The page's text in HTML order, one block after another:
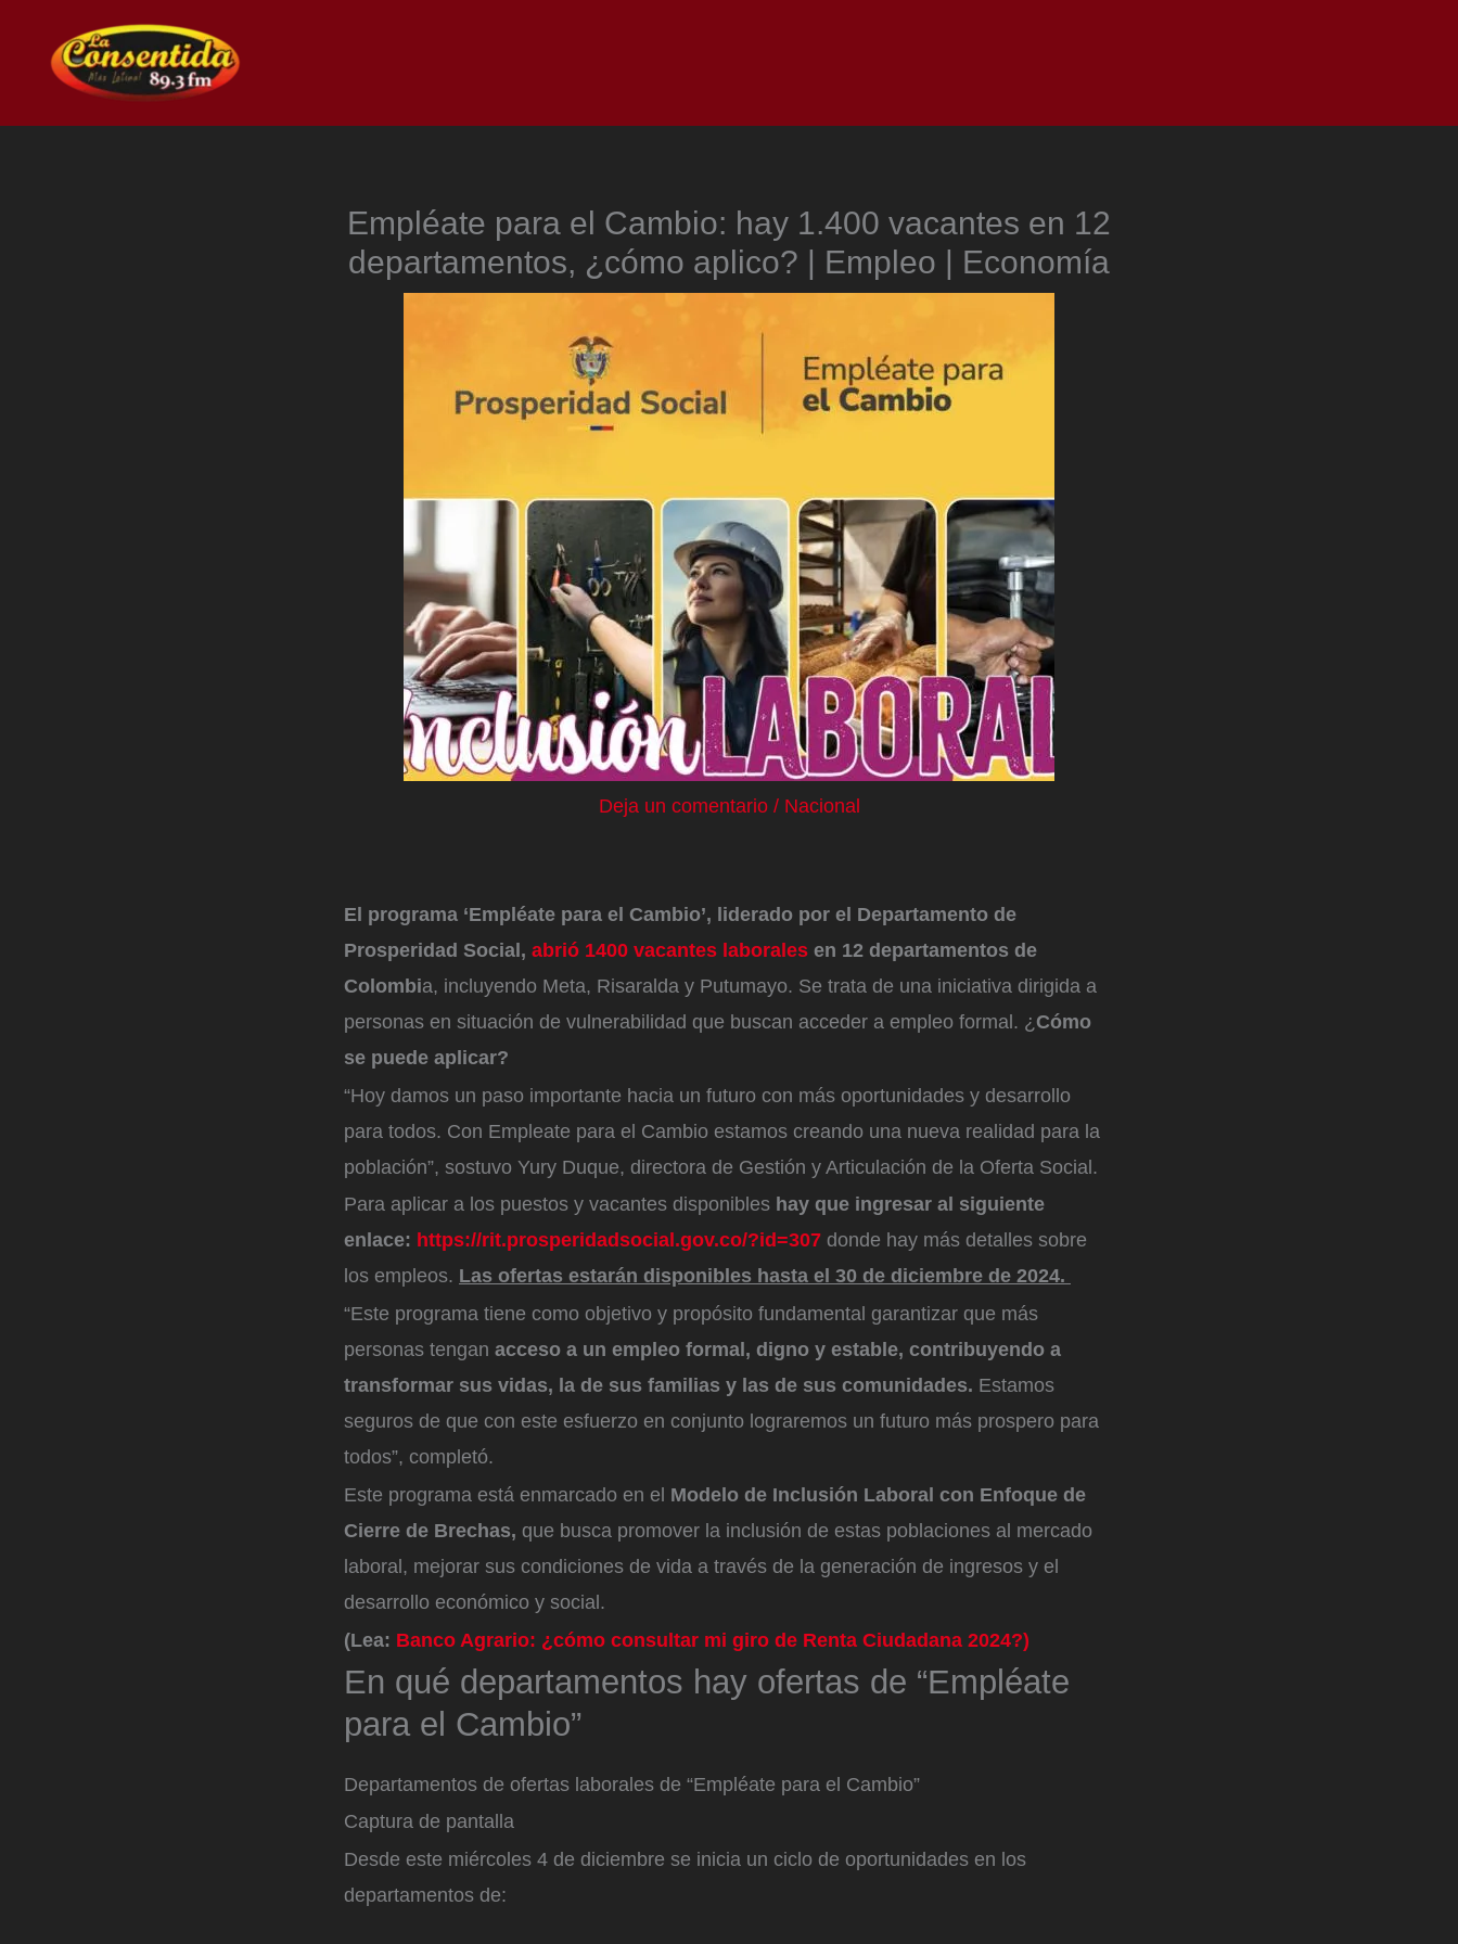
contenido
Empléate para el Cambio: hay 1.400 vacantes en 12
departamentos, ¿cómo aplico? | Empleo | Economía
Deja un comentario / Nacional
El programa ‘Empléate para el Cambio’, liderado por el Departamento de
Prosperidad Social, abrió 1400 vacantes laborales en 12 departamentos de
Colombia, incluyendo Meta, Risaralda y Putumayo. Se trata de una iniciativa dirigida a
personas en situación de vulnerabilidad que buscan acceder a empleo formal. ¿ Cómo
se puede aplicar?
“Hoy damos un paso importante hacia un futuro con más oportunidades y desarrollo
para todos. Con Empleate para el Cambio estamos creando una nueva realidad para la
población”, sostuvo Yury Duque, directora de Gestión y Articulación de la Oferta Social.
Para aplicar a los puestos y vacantes disponibles hay que ingresar al siguiente
enlace: https://rit.prosperidadsocial.gov.co/?id=307 donde hay más detalles sobre
los empleos. Las ofertas estarán disponibles hasta el 30 de diciembre de 2024.
“Este programa tiene como objetivo y propósito fundamental garantizar que más
personas tengan acceso a un empleo formal, digno y estable, contribuyendo a
transformar sus vidas, la de sus familias y las de sus comunidades. Estamos
seguros de que con este esfuerzo en conjunto lograremos un futuro más prospero para
todos”, completó.
Este programa está enmarcado en el Modelo de Inclusión Laboral con Enfoque de
Cierre de Brechas, que busca promover la inclusión de estas poblaciones al mercado
laboral, mejorar sus condiciones de vida a través de la generación de ingresos y el
desarrollo económico y social.
(Lea: Banco Agrario: ¿cómo consultar mi giro de Renta Ciudadana 2024?)
En qué departamentos hay ofertas de “Empléate
para el Cambio”
Departamentos de ofertas laborales de “Empléate para el Cambio”
Captura de pantalla
Desde este miércoles 4 de diciembre se inicia un ciclo de oportunidades en los
departamentos de: